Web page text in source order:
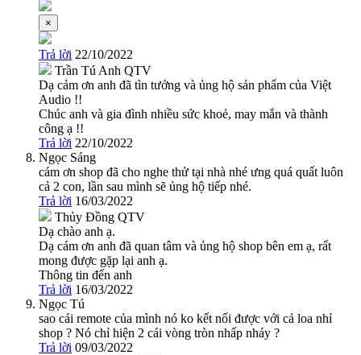
×
Trả lời 22/10/2022
Trần Tú Anh QTV
Dạ cảm ơn anh đã tìn tưởng và ủng hộ sản phẩm của Việt
Audio !!
Chúc anh và gia đình nhiều sức khoẻ, may mắn và thành
công ạ !!
Trả lời 22/10/2022
Ngọc Sáng
cám ơn shop đã cho nghe thử tại nhà nhé ưng quá quất luôn
cả 2 con, lần sau mình sẽ ủng hộ tiếp nhé.
Trả lời 16/03/2022
Thủy Đồng QTV
Dạ chào anh ạ.
Dạ cám ơn anh đã quan tâm và ủng hộ shop bên em ạ, rất
mong được gặp lại anh ạ.
Thông tin đến anh
Trả lời 16/03/2022
Ngọc Tú
sao cái remote của mình nó ko kết nối được với cả loa nhỉ
shop ? Nó chỉ hiện 2 cái vòng tròn nhấp nháy ?
Trả lời 09/03/2022